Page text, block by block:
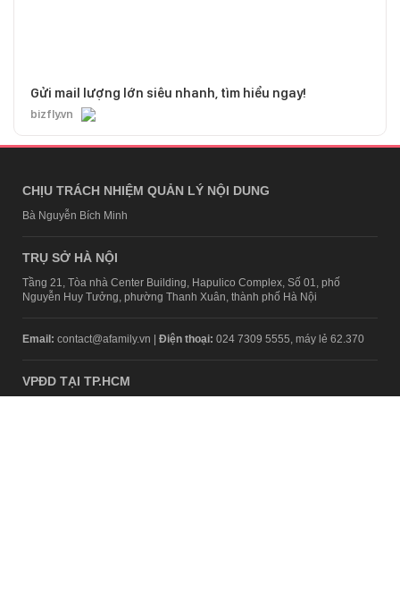
Gửi mail lượng lớn siêu nhanh, tìm hiểu ngay!
bizfly.vn
CHỊU TRÁCH NHIỆM QUẢN LÝ NỘI DUNG
Bà Nguyễn Bích Minh
TRỤ SỞ HÀ NỘI
Tầng 21, Tòa nhà Center Building, Hapulico Complex, Số 01, phố
Nguyễn Huy Tưởng, phường Thanh Xuân, thành phố Hà Nội
Email: contact@afamily.vn | Điện thoại: 024 7309 5555, máy lẻ 62.370
VPĐD TẠI TP.HCM